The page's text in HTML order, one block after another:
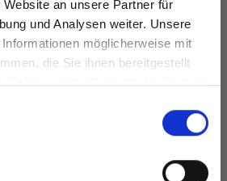
an unsere Partner für
und Analysen weiter. Unsere
möglicherweise mit
die Sie ihnen bereitgestellt
Rahmen Ihrer Nutzung der Dienste
ROLLENAUGE (2
EUR 0.60
bis zu 50%
exklusiven Zugang zu